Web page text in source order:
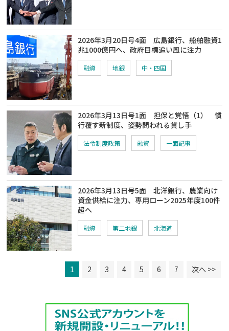
2026年3月20日号4面 広島銀行、船舶融資1
兆1000億円へ、政府目標追い風に注力
融資 地銀 中・四国
2026年3月13日号1面 担保と覚悟（1） 慣
行覆す新制度、姿勢問われる貸し手
法令制度政策 融資 一面記事
2026年3月13日号5面 北洋銀行、農業向け
資金供給に注力、専用ローン2025年度100件
超へ
融資 第二地銀 北海道
1 2 3 4 5 6 7 次へ >>